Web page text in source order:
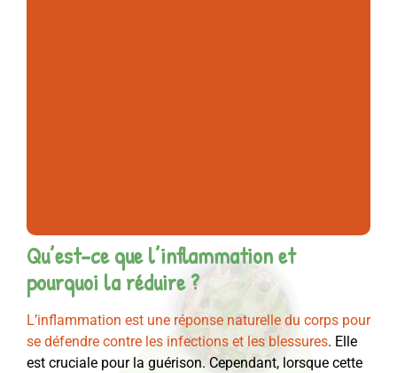
Qu’est-ce que l’inflammation et
pourquoi la réduire ?
L’inflammation est une réponse naturelle du corps pour
se défendre contre les infections et les blessures. Elle
est cruciale pour la guérison. Cependant, lorsque cette